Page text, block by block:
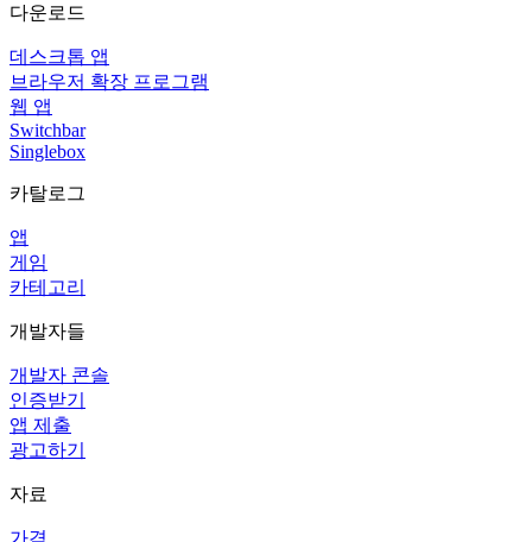
다운로드
데스크톱 앱
브라우저 확장 프로그램
웹 앱
Switchbar
Singlebox
카탈로그
앱
게임
카테고리
개발자들
개발자 콘솔
인증받기
앱 제출
광고하기
자료
가격